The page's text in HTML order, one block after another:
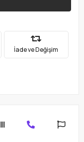
İade ve Değişim